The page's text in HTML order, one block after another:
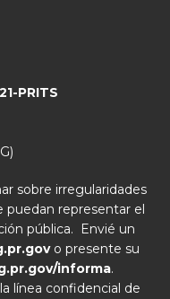
PRITS
sobre irregularidades
puedan representar el
pública. Envié un
o presente su
informa.
línea confidencial de